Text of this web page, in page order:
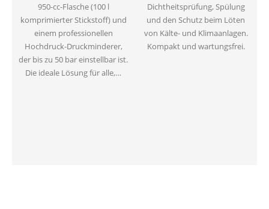
950-cc-Flasche (100 l
komprimierter Stickstoff) und
einem professionellen
Hochdruck-Druckminderer,
der bis zu 50 bar einstellbar ist.
Die ideale Lösung für alle,…
Dichtheitsprüfung, Spülung
und den Schutz beim Löten
von Kälte- und Klimaanlagen.
Kompakt und wartungsfrei.